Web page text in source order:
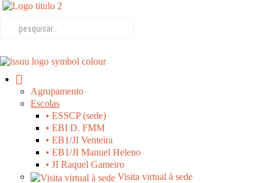
Agrupamento
Escolas
• ESSCP (sede)
• EBI D. FMM
• EB1/JI Venteira
• EB1/JI Manuel Heleno
• JI Raquel Gameiro
Visita virtual à sede